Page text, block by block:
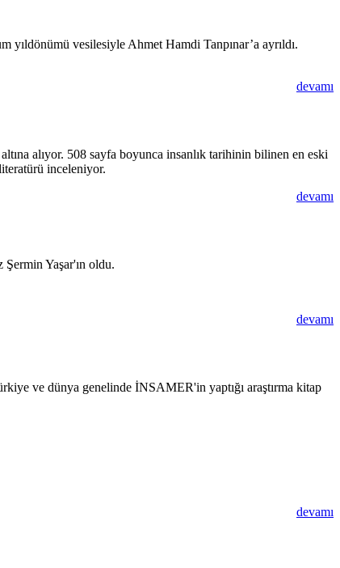
vesilesiyle Ahmet Hamdi Tanpınar’a ayrıldı.
devamı
alıyor. 508 sayfa boyunca insanlık tarihinin bilinen en eski
inceleniyor.
devamı
Şermin Yaşar'ın oldu.
devamı
ve dünya genelinde İNSAMER'in yaptığı araştırma kitap
devamı